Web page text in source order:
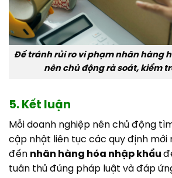
Để tránh rủi ro vi phạm nhãn hàng
nên chủ động rà soát, kiểm
5. Kết luận
Mỗi doanh nghiệp nên chủ động
cập nhật liên tục các quy định mới
đến nhãn hàng hóa nhập khẩu
tuân thủ đúng pháp luật và đáp